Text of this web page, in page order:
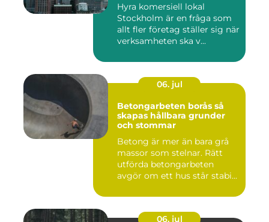
Hyra komersiell lokal
Stockholm är en fråga som
allt fler företag ställer sig när
verksamheten ska v...
06. jul
Betongarbeten borås så
skapas hållbara grunder
och stommar
Betong är mer än bara grå
massor som stelnar. Rätt
utförda betongarbeten
avgör om ett hus står stabi...
06. jul